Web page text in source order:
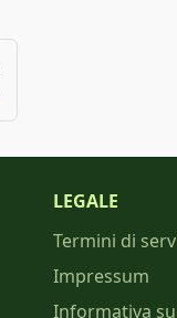
LEGALE
Termini di
Impressum
Informativa